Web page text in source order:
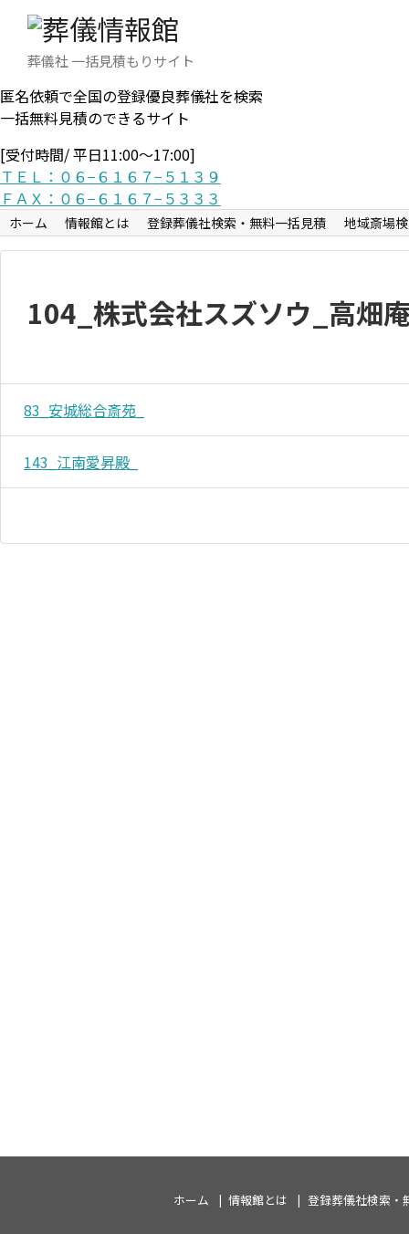
葬儀社 一括見積もりサイト
匿名依頼で全国の登録優良葬儀社を検索
一括無料見積のできるサイト
[受付時間/ 平日11:00〜17:00]
ＴＥＬ：０６−６１６７−５１３９
ＦＡＸ：０６−６１６７−５３３３
ホーム 情報館とは 登録葬儀社検索・無料一括見積 地域斎場
104_株式会社スズソウ_高畑
83_安城総合斎苑_
143_江南愛昇殿_
ホーム 情報館とは 登録葬儀社検索・